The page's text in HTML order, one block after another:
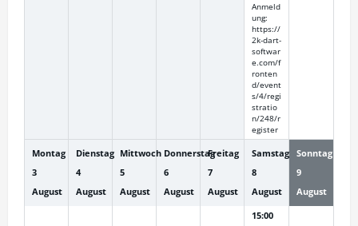
Anmeld
ung:
https://
2k-dart-
softwar
e.com/f
ronten
d/event
s/4/regi
stratio
n/248/r
egister
Montag
3
August
Dienstag
4
August
Mittwoch
5
August
Donnerstag
6
August
Freitag
7
August
Samstag
8
August
15:00
Sonntag
9
August